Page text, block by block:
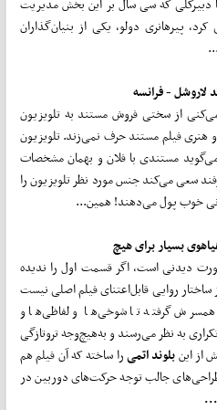
پیرهانری دولو، یکی از بنیان‌گذاران
لاروشل - فرانسه
از سختی فروش مستند به تلویزیون
فیلم مستند حرف نمی‌زند. تلویزیون
مستندی با فلان و بهمان مشخصات
سعی می‌کند جنس مورد نظر تلویزیون را
خوب پول می‌دهند! همین...
بسیار برای هیچ
دیدنی است، اگر قسمت اول را ندیده
روایی قابل‌اعتنای فیلم اصلی نیست
گرفته تا شوخی‌ها و لفاظی‌ها و
به نظر می‌رسند و به‌هیچ‌وجه تروتازگی
از اینبلوند اتمیرا ساخته که آن فیلم هم
جالب توجه حرکت‌های دوربین در